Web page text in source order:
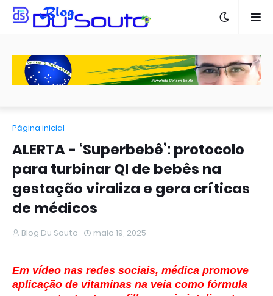
Página inicial
ALERTA - ‘Superbebê’: protocolo
para turbinar QI de bebês na
gestação viraliza e gera críticas
de médicos
Blog Du Souto maio 19, 2025
Em vídeo nas redes sociais, médica promove
aplicação de vitaminas na veia como fórmula